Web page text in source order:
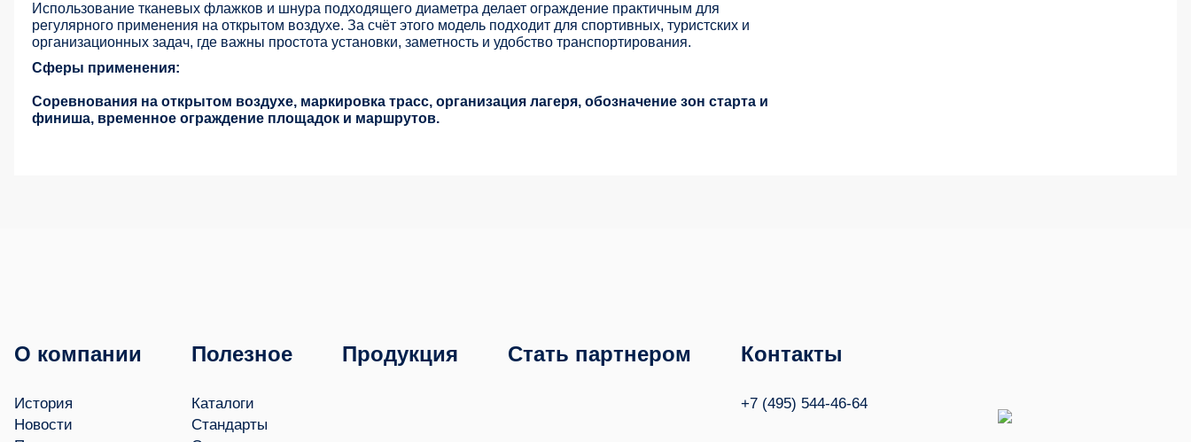
Использование тканевых флажков и шнура подходящего диаметра делает ограждение практичным для
регулярного применения на открытом воздухе. За счёт этого модель подходит для спортивных, туристских и
организационных задач, где важны простота установки, заметность и удобство транспортирования.
Сферы применения:
Соревнования на открытом воздухе, маркировка трасс, организация лагеря, обозначение зон старта и
финиша, временное ограждение площадок и маршрутов.
О компании
История
Новости
Полезное
Каталоги
Стандарты
Продукция Стать партнером Контакты
+7 (495) 544-46-64